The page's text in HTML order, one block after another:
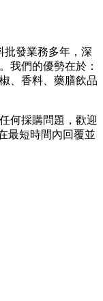
批發業務多年，深
我們的優勢在於：
、香料、藥膳飲品
何採購問題，歡迎
最短時間內回覆並